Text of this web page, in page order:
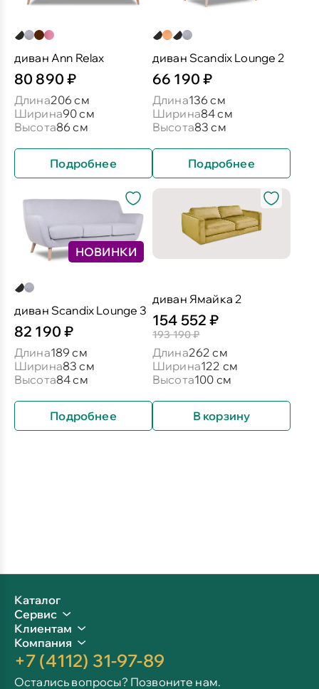
диван Ann Relax
80 890 ₽
Длина206 см
Ширина90 см
Высота86 см
Подробнее
диван Scandix Lounge 2
66 190 ₽
Длина136 см
Ширина84 см
Высота83 см
Подробнее
НОВИНКИ
диван Scandix Lounge 3
82 190 ₽
Длина189 см
Ширина83 см
Высота84 см
Подробнее
диван Ямайка 2
154 552 ₽
193 190 ₽
Длина262 см
Ширина122 см
Высота100 см
В корзину
Каталог
Сервис
Клиентам
Компания
+7 (4112) 31-97-89
Остались вопросы? Позвоните нам.